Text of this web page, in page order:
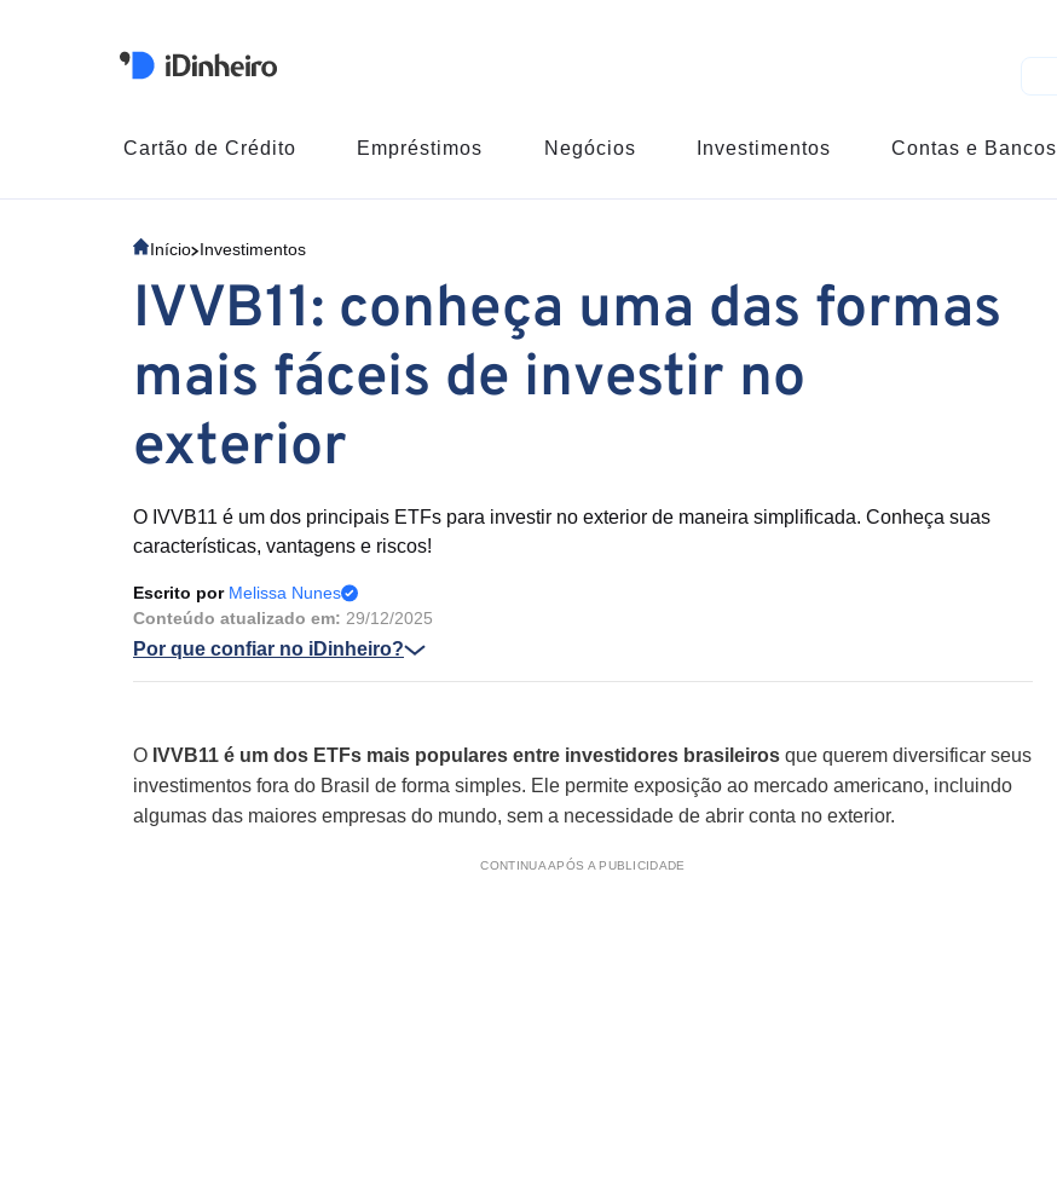
Cartão de Crédito Empréstimos Negócios Investimentos Contas e Bancos
Início Investimentos
IVVB11: conheça uma das formas
mais fáceis de investir no
exterior
O IVVB11 é um dos principais ETFs para investir no exterior de maneira simplificada. Conheça suas
características, vantagens e riscos!
Escrito por Melissa Nunes
Conteúdo atualizado em: 29/12/2025
Por que confiar no iDinheiro?
O IVVB11 é um dos ETFs mais populares entre investidores brasileiros que querem diversificar seus
investimentos fora do Brasil de forma simples. Ele permite exposição ao mercado americano, incluindo
algumas das maiores empresas do mundo, sem a necessidade de abrir conta no exterior.
CONTINUA APÓS A PUBLICIDADE